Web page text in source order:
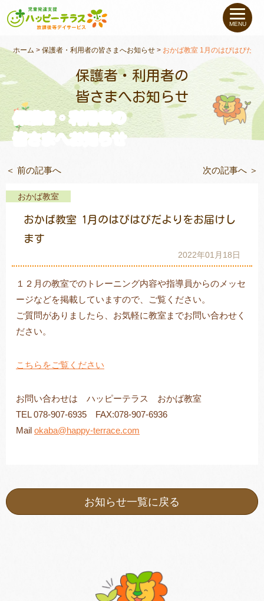
私たちについて
未就学のお子さま（０〜６才）
小学生〜高校生の お子さま
支援事例
教室一覧
トレキング DIDIM
MENU
ホーム >保護者・利用者の皆さまへお知らせ > おかば教室 1月のはぴはぴだよ
保護者・利用者の
皆さまへお知らせ
保護者・利用者の
皆さまへお知らせ
＜ 前の記事へ 次の記事へ ＞
おかば教室
おかば教室 1月のはぴはぴだよりをお届けし
ます
2022年01月18日
１２月の教室でのトレーニング内容や指導員からのメッセ
ージなどを掲載していますので、ご覧ください。
ご質問がありましたら、お気軽に教室までお問い合わせく
ださい。
こちらをご覧ください
お問い合わせは ハッピーテラス おかば教室
TEL 078-907-6935 FAX:078-907-6936
Mail okaba@happy-terrace.com
お知らせ一覧に戻る